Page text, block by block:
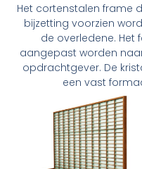
Het cortenstalen frame
bijzetting voorzien
de overledene.
aangepast worden
opdrachtgever. De
een vast